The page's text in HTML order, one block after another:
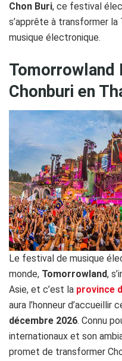
Chon Buri, ce festival
s’apprête à transformer
musique électronique.
Tomorrowland
Chonburi en
Le festival de musique
monde, Tomorrowland,
Asie, et c’est la province
aura l’honneur
décembre 2026. Connu
internationaux et son
promet de transformer